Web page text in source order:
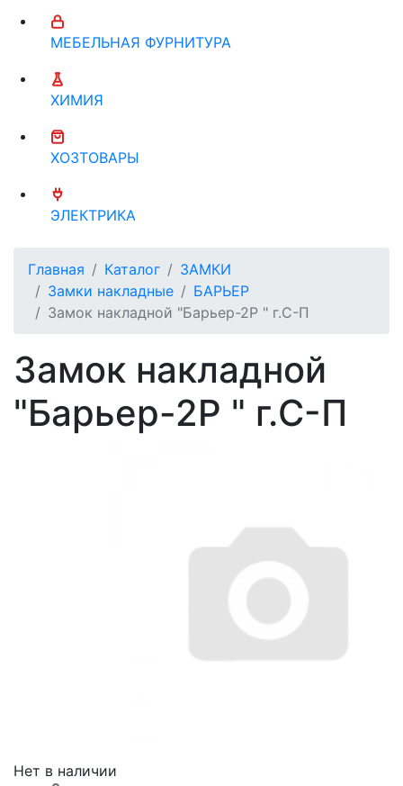
МЕБЕЛЬНАЯ ФУРНИТУРА
ХИМИЯ
ХОЗТОВАРЫ
ЭЛЕКТРИКА
Главная Каталог
ЗАМКИ
Замки накладные
БАРЬЕР
Замок накладной "Барьер-2Р " г.С-П
Замок накладной
"Барьер-2Р " г.С-П
Нет в наличии